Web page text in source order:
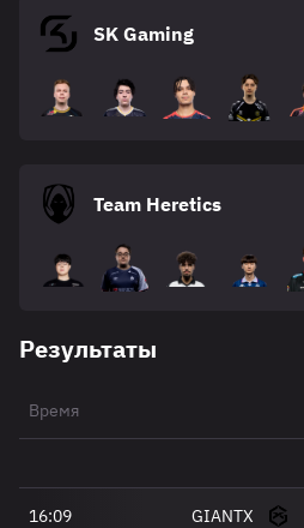
SK Gaming
Team Heretics
Результаты
Время
16:09 GIANTX